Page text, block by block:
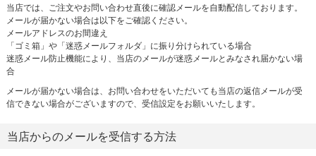
当店では、ご注文やお問い合わせ直後に確認メールを自動配信しております。
メールが届かない場合は以下をご確認ください。
メールアドレスのお間違え
「ゴミ箱」や「迷惑メールフォルダ」に振り分けられている場合
迷惑メール防止機能により、当店のメールが迷惑メールとみなされ届かない場
合
メールが届かない場合は、お問い合わせをいただいても当店の返信メールが受
信できない場合がございますので、受信設定をお願いいたします。
当店からのメールを受信する方法